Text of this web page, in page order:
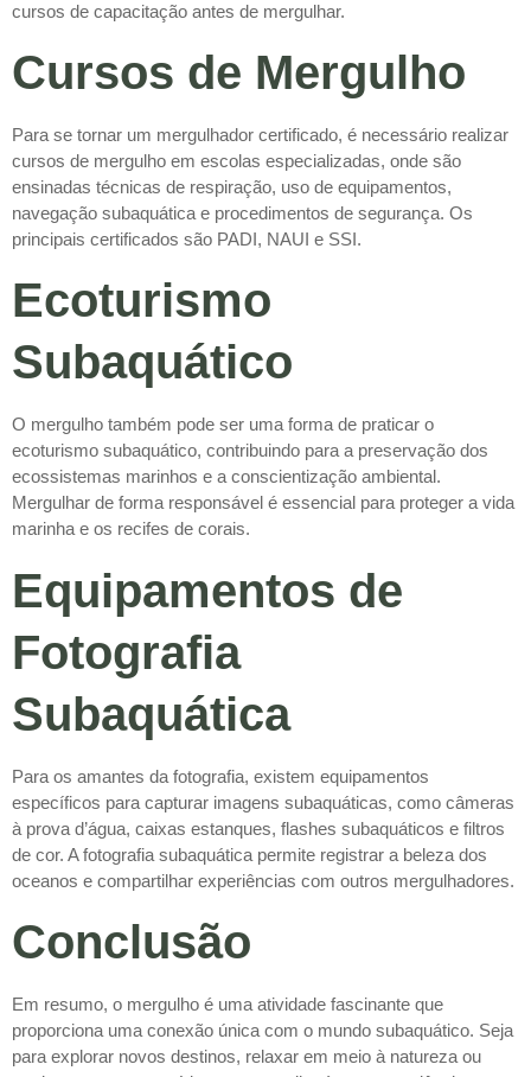
cursos de capacitação antes de mergulhar.
Cursos de Mergulho
Para se tornar um mergulhador certificado, é necessário realizar
cursos de mergulho em escolas especializadas, onde são
ensinadas técnicas de respiração, uso de equipamentos,
navegação subaquática e procedimentos de segurança. Os
principais certificados são PADI, NAUI e SSI.
Ecoturismo
Subaquático
O mergulho também pode ser uma forma de praticar o
ecoturismo subaquático, contribuindo para a preservação dos
ecossistemas marinhos e a conscientização ambiental.
Mergulhar de forma responsável é essencial para proteger a vida
marinha e os recifes de corais.
Equipamentos de
Fotografia
Subaquática
Para os amantes da fotografia, existem equipamentos
específicos para capturar imagens subaquáticas, como câmeras
à prova d’água, caixas estanques, flashes subaquáticos e filtros
de cor. A fotografia subaquática permite registrar a beleza dos
oceanos e compartilhar experiências com outros mergulhadores.
Conclusão
Em resumo, o mergulho é uma atividade fascinante que
proporciona uma conexão única com o mundo subaquático. Seja
para explorar novos destinos, relaxar em meio à natureza ou